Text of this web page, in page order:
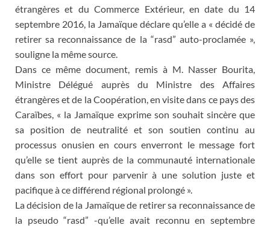
étrangères et du Commerce Extérieur, en date du 14
septembre 2016, la Jamaïque déclare qu’elle a « décidé de
retirer sa reconnaissance de la “rasd” auto-proclamée »,
souligne la même source.
Dans ce même document, remis à M. Nasser Bourita,
Ministre Délégué auprès du Ministre des Affaires
étrangères et de la Coopération, en visite dans ce pays des
Caraïbes, « la Jamaïque exprime son souhait sincère que
sa position de neutralité et son soutien continu au
processus onusien en cours enverront le message fort
qu’elle se tient auprès de la communauté internationale
dans son effort pour parvenir à une solution juste et
pacifique à ce différend régional prolongé ».
La décision de la Jamaïque de retirer sa reconnaissance de
la pseudo “rasd” -qu’elle avait reconnu en septembre